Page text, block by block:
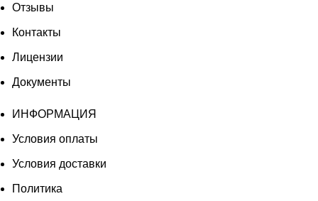
Отзывы
Контакты
Лицензии
Документы
ИНФОРМАЦИЯ
Условия оплаты
Условия доставки
Политика